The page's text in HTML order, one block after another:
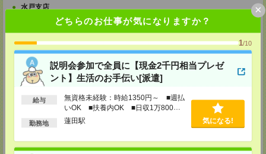
どちらのお仕事が気になりますか？
1/10
説明会参加で全員に【現金2千円相当プレゼ
ント】生活のお手伝い[派遣]
給与
無資格未経験：時給1350円～ ■週払
いOK ■扶養内OK ■日収1万800円
以上
勤務地 蓮田駅 気になる!
×
水戸支店
茨城県水戸市城南一丁目2番10号
甲南アセット水戸城南ビル 7階
担当：採用担当
高崎支店
群馬県高崎市旭町34-5
旭町ビル5階
TEL：0120-965-487
担当：採用担当
宇都宮支店
TEL：0120-965-487
担当：採用担当